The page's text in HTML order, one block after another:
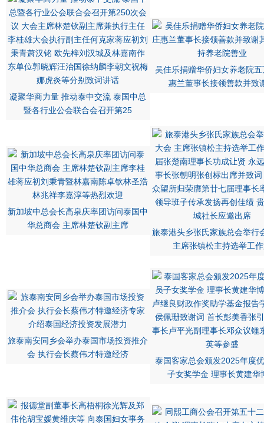
凝聚华商力量 推动泰中交流 泰国中总
暨各行业公会联合会召开第25
吴佳乐捐赠华侨妇女养老院
惠兰董事长接领善款并致
新加坡中总会长高泉庆率团访问泰国中
华总商会 主席林楚钦副主席
旅泰港头乡张氏家族总会举行
主席张镇松主持选举工
旅泰南安同乡会举办泰国市场投资推介
会 执行会长蔡伟才特邀经济
泰国客家总会颁发2025年度
子女奖学金 理事长黄建华